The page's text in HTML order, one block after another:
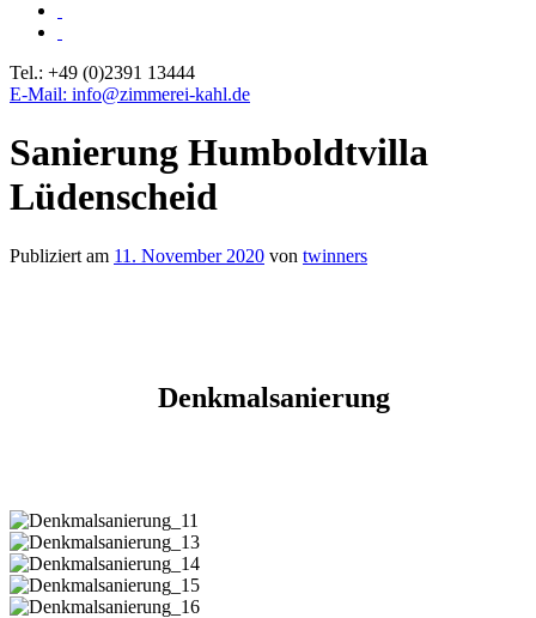
Tel.: +49 (0)2391 13444
E-Mail: info@zimmerei-kahl.de
Sanierung Humboldtvilla
Lüdenscheid
Publiziert am 11. November 2020 von twinners
Denkmalsanierung